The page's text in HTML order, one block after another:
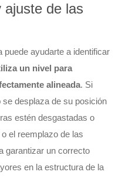
ajuste de las
puede ayudarte a identificar
un nivel para
alineada. Si
desplaza de su posición
estén desgastadas o
el reemplazo de las
garantizar un correcto
en la estructura de la